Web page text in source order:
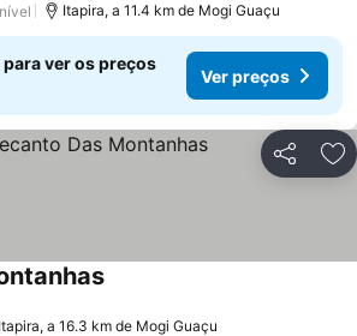
Itapira, a 11.4 km de Mogi Guaçu
ver os preços
Ver preços
Partilhar
Itapira, a 16.3 km de Mogi Guaçu